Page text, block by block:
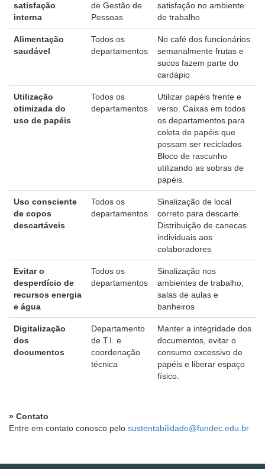
satisfação
interna
de Gestão de
Pessoas
satisfação no ambiente
de trabalho
Alimentação
saudável
Todos os
departamentos
No café dos funcionários
semanalmente frutas e
sucos fazem parte do
cardápio
Utilização
otimizada do
uso de papéis
Todos os
departamentos
Utilizar papéis frente e
verso. Caixas em todos
os departamentos para
coleta de papéis que
possam ser reciclados.
Bloco de rascunho
utilizando as sobras de
papéis.
Uso consciente
de copos
descartáveis
Todos os
departamentos
Sinalização de local
correto para descarte.
Distribuição de canecas
individuais aos
colaboradores
Evitar o
desperdício de
recursos energia
e água
Todos os
departamentos
Sinalização nos
ambientes de trabalho,
salas de aulas e
banheiros
Digitalização
dos
documentos
Departamento
de T.I. e
coordenação
técnica
Manter a integridade dos
documentos, evitar o
consumo excessivo de
papéis e liberar espaço
físico.
» Contato
Entre em contato conosco pelo sustentabilidade@fundec.edu.br